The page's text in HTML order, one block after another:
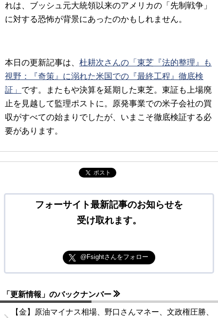
れは、ブッシュ元大統領以来のアメリカの「先制戦争」
に対する恐怖が背景にあったのかもしれません。
本日の更新記事は、 杜耕次さんの「東芝『法的整理』も
視野：『奇策』に溺れた米国での『最終工程』徹底検
証」 です。
またもや決算を延期した東芝。東証も上場廃
止を見越して監理ポストに。原発事業での米子会社の買
収がすべての始まりでしたが、いまこそ徹底検証する必
要があります。
ポスト
フォーサイト最新記事のお知らせを
受け取れます。
@Fsightさんをフォロー
「更新情報」のバックナンバー
【金】原油マイナス相場、野口さんマネー、文政権圧勝、